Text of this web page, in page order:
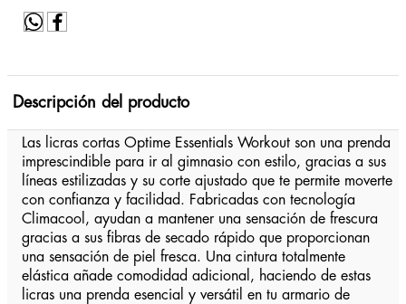
Descripción del producto
Las licras cortas Optime Essentials Workout son una prenda
imprescindible para ir al gimnasio con estilo, gracias a sus
líneas estilizadas y su corte ajustado que te permite moverte
con confianza y facilidad. Fabricadas con tecnología
Climacool, ayudan a mantener una sensación de frescura
gracias a sus fibras de secado rápido que proporcionan
una sensación de piel fresca. Una cintura totalmente
elástica añade comodidad adicional, haciendo de estas
licras una prenda esencial y versátil en tu armario de